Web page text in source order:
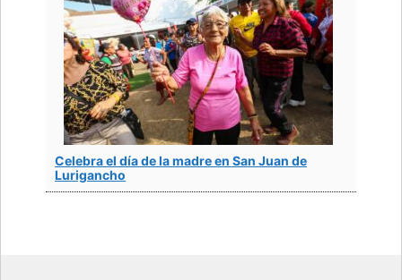
Celebra el día de la madre en San Juan de
Lurigancho